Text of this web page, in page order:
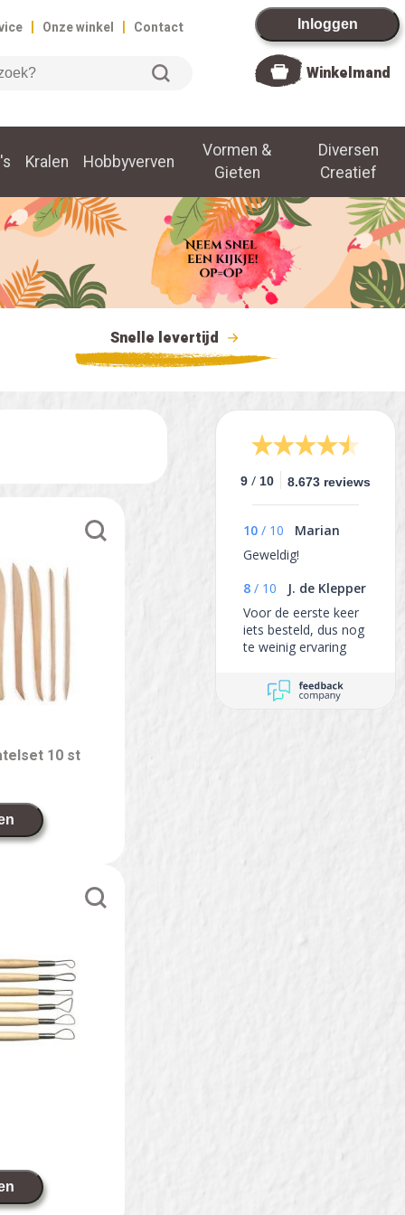
| Onze winkel | Contact Inloggen
Winkelmand
Kralen Hobbyverven
Vormen &
Gieten
Diversen
Creatief
Snelle levertijd
9 / 10 8.673 reviews
10 / 10
Marian
Geweldig!
8 / 10
J. de Klepper
Voor de eerste keer
iets besteld, dus nog
te weinig ervaring
oordeel te kunnen
geven
10 st